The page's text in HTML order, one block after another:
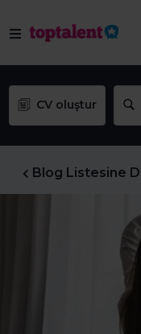
CV oluştur
Blog Listesine